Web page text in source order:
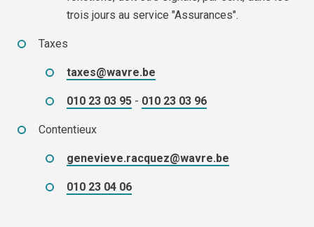
trois jours au service "Assurances".
Taxes
taxes@wavre.be
010 23 03 95 - 010 23 03 96
Contentieux
genevieve.racquez@wavre.be
010 23 04 06